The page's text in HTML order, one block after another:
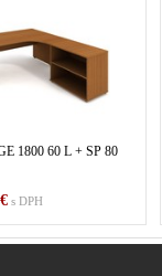
1800 60 L + SP 80
s DPH